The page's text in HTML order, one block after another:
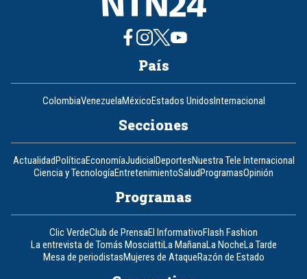
País
ColombiaVenezuelaMéxicoEstados UnidosInternacional
Secciones
ActualidadPolíticaEconomíaJudicialDeportesNuestra Tele Internacional
Ciencia y TecnologíaEntretenimientoSaludProgramasOpinión
Programas
Clic VerdeClub de PrensaEl InformativoFlash Fashion
La entrevista de Tomás MosciattiLa MañanaLa NocheLa Tarde
Mesa de periodistasMujeres de AtaqueRazón de Estado